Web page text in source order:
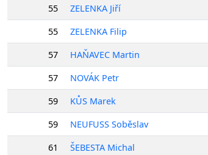
55
ZELENKA Jiří
55
ZELENKA Filip
57
HAŇAVEC Martin
57
NOVÁK Petr
59
KŮS Marek
59
NEUFUSS Soběslav
61
ŠEBESTA Michal